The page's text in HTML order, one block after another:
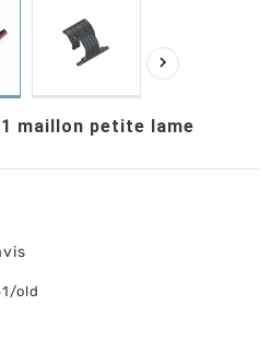

maillon petite lame
old